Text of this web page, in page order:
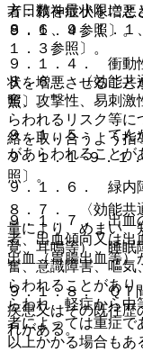
者：精神症状を増悪
９．１．４参照〕。
９．１．４． 衝動
状を増悪させること
照〕。
９．１．５． てん
があらわれることが
９．１．６． 緑内
９．１．７． 出血
者、出血傾向又は出
出血（胃腸出血等）
９．１．８． ＱＴ
疾患又はその既往歴
れがある。
方日数を最小限にと
８．６、９．１．１
１．３参照〕。
８．６． 〈効能共
奮、攻撃性、易刺激
らわれるリスク等に
絡を取り合うよう指
９．１．１−９．１
照〕。
８．７． 〈効能共
量により、めまい、
覚、耳鳴等）、睡眠
奮、意識障害、嘔気
らわれることがあり
らわれ、軽症から中
者によっては重症で
以上かかる場合も